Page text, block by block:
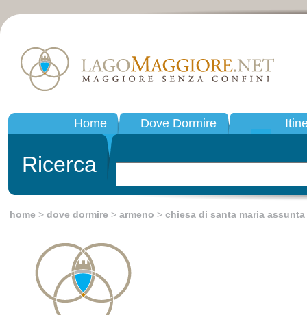
Home Dove Dormire
Ricerca
home > dove dormire > armeno > chiesa di santa maria assunta